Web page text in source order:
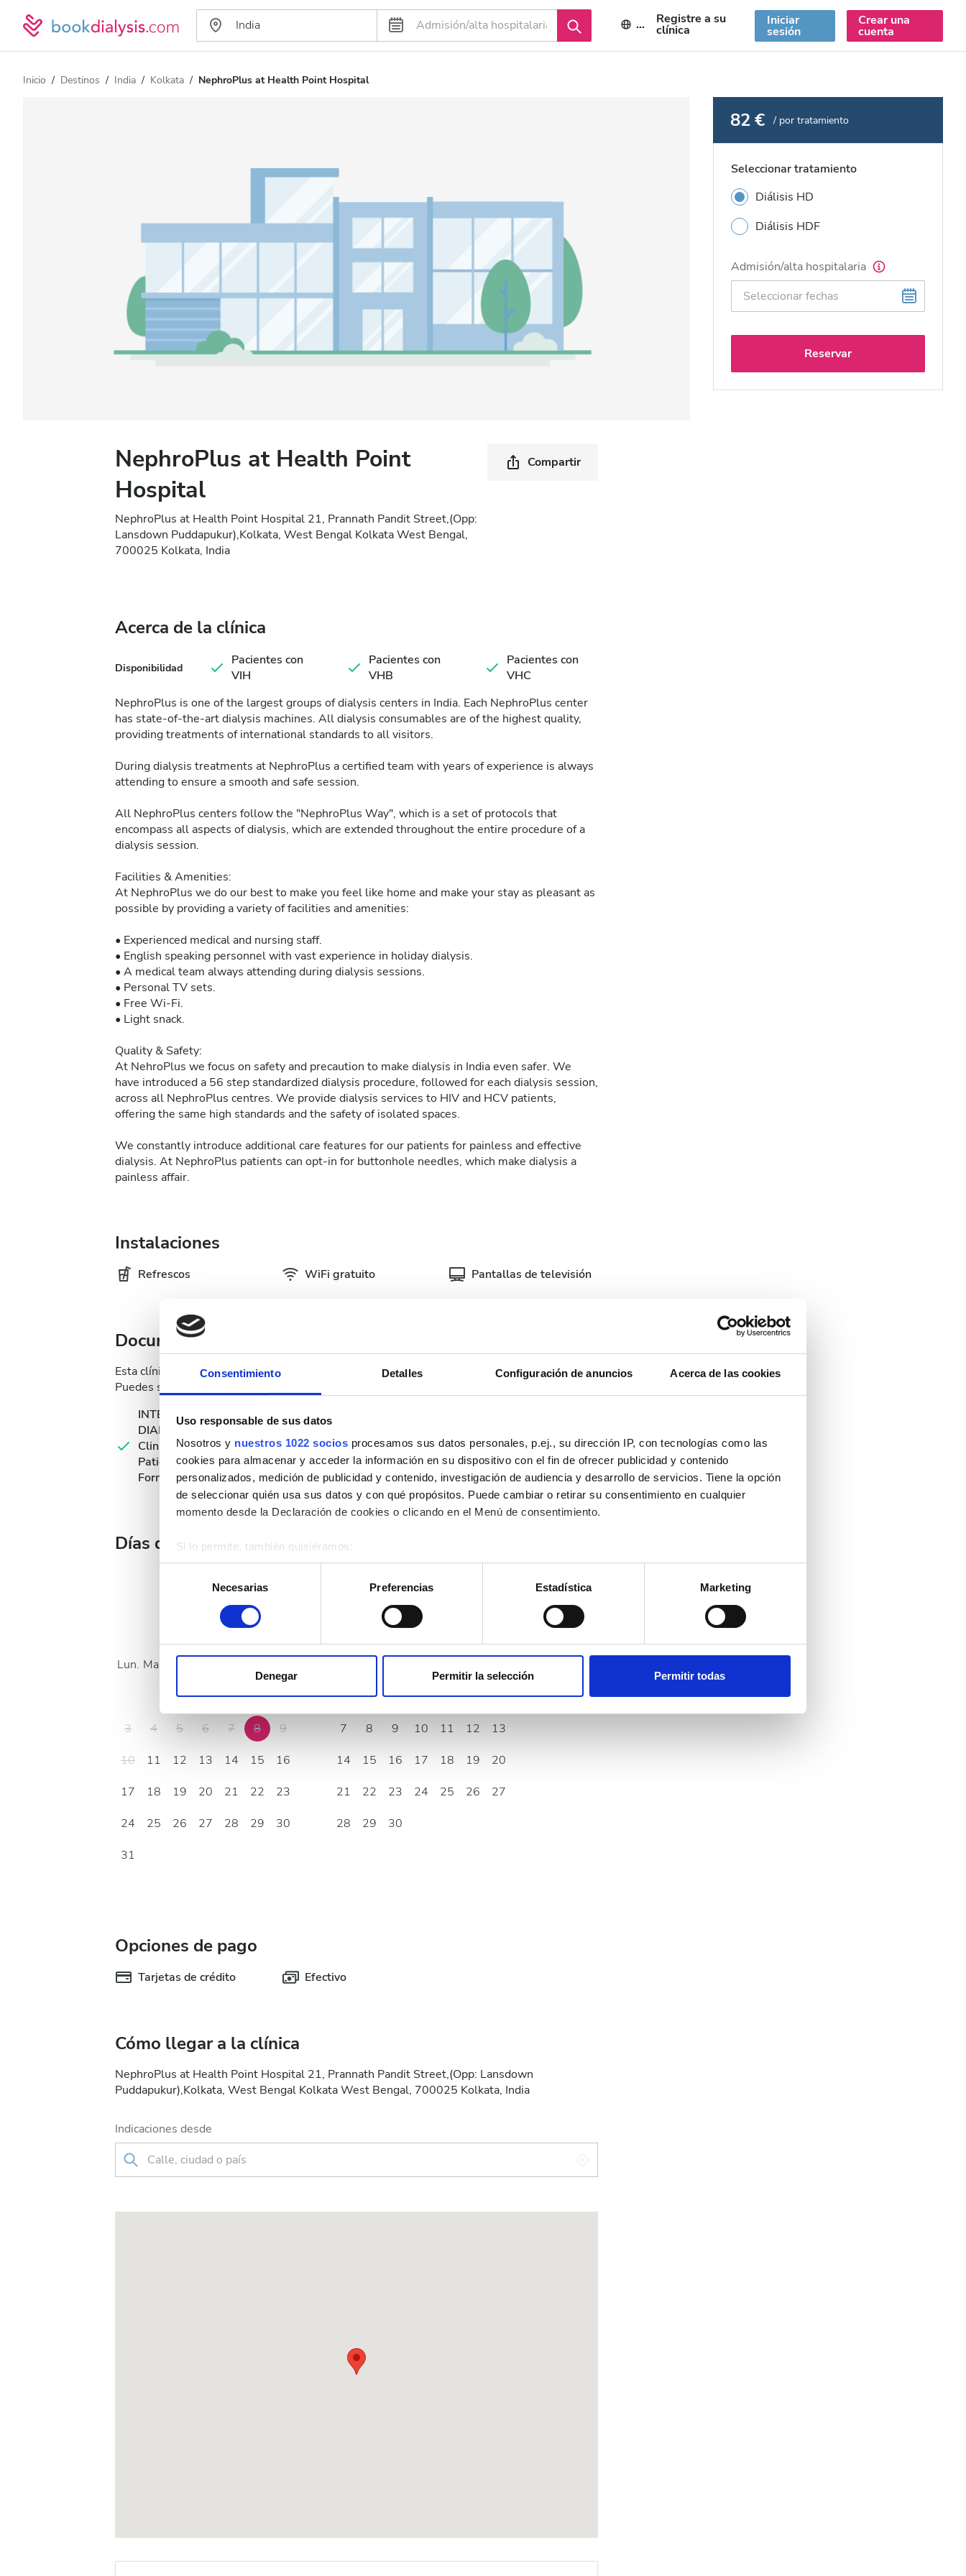
Consentimiento Detalles Configuración de anuncios Acerca de las cookies
Uso responsable de sus datos
Nosotros y nuestros 1022 socios procesamos sus datos personales, p.ej., su dirección IP, con tecnologías como las
cookies para almacenar y acceder la información en su dispositivo con el fin de ofrecer publicidad y contenido
personalizados, medición de publicidad y contenido, investigación de audiencia y desarrollo de servicios. Tiene la opción
de seleccionar quién usa sus datos y con qué propósitos. Puede cambiar o retirar su consentimiento en cualquier
momento desde la Declaración de cookies o clicando en el Menú de consentimiento.
Si lo permite, también quisiéramos:
Recopilar información sobre su ubicación geográfica que puede tener una precisión de varios metros
Identificar su dispositivo analizándolo activamente para buscar características específicas (huellas digitales)
Obtenga más información sobre cómo se procesan sus datos personales y establezca sus preferencias en lasección de
. Puede cambiar o retirar su consentimiento en cualquier momento en la Declaración de cookies.
Las cookies de este sitio web se usan para personalizar el contenido y los anuncios, ofrecer funciones de redes sociales
y analizar el tráfico. Además, compartimos información sobre el uso que haga del sitio web con nuestros partners de
consentimiento
Necesarias Preferencias Estadística Marketing
Denegar Permitir la selección Permitir todas
ES Registre a su
clínica
Iniciar
sesión
Crear una
cuenta
Inicio Destinos India Kolkata NephroPlus at Health Point Hospital
NephroPlus at Health Point
Hospital
NephroPlus at Health Point Hospital 21, Prannath Pandit Street,(Opp:
Lansdown Puddapukur),Kolkata, West Bengal Kolkata West Bengal,
700025 Kolkata, India
Compartir
Acerca de la clínica
Disponibilidad
Pacientes con
VIH
Pacientes con
VHB
Pacientes con
VHC
NephroPlus is one of the largest groups of dialysis centers in India. Each NephroPlus center
has state-of-the-art dialysis machines. All dialysis consumables are of the highest quality,
providing treatments of international standards to all visitors.
During dialysis treatments at NephroPlus a certified team with years of experience is always
attending to ensure a smooth and safe session.
All NephroPlus centers follow the "NephroPlus Way", which is a set of protocols that
encompass all aspects of dialysis, which are extended throughout the entire procedure of a
dialysis session.
Facilities & Amenities:
At NephroPlus we do our best to make you feel like home and make your stay as pleasant as
possible by providing a variety of facilities and amenities:
• Experienced medical and nursing staff.
• English speaking personnel with vast experience in holiday dialysis.
• A medical team always attending during dialysis sessions.
• Personal TV sets.
• Free Wi-Fi.
• Light snack.
Quality & Safety:
At NehroPlus we focus on safety and precaution to make dialysis in India even safer. We
have introduced a 56 step standardized dialysis procedure, followed for each dialysis session,
across all NephroPlus centres. We provide dialysis services to HIV and HCV patients,
offering the same high standards and the safety of isolated spaces.
We constantly introduce additional care features for our patients for painless and effective
dialysis. At NephroPlus patients can opt-in for buttonhole needles, which make dialysis a
painless affair.
Instalaciones
Refrescos WiFi gratuito Pantallas de televisión
Documentación médica
Esta clínica requiere documentación médica específica para los tratamientos de diálisis.
Puedes subir los documentos en línea o llevarlos a la clínica cuando llegues.
INTERNATIONAL
DIALYSIS REQUEST
Clinical Information &
Patient Identification
Form
Días de tratamiento disponibles
2026
Lun. Mar.
1
2
3
4 5 6 7 8
9
10
11 12 13 14 15
16
17
18 19 20 21 22
23
24
25 26 27 28 29
30
31
Septiembre
1 2 3 4 5
6
7
8 9 10 11 12
13
14
15 16 17 18 19
20
21
22 23 24 25 26
27
28
29 30
Opciones de pago
Tarjetas de crédito Efectivo
Cómo llegar a la clínica
NephroPlus at Health Point Hospital 21, Prannath Pandit Street,(Opp: Lansdown
Puddapukur),Kolkata, West Bengal Kolkata West Bengal, 700025 Kolkata, India
Indicaciones desde
82 € / por tratamiento
Seleccionar tratamiento
Diálisis HD
Diálisis HDF
Admisión/alta hospitalaria
Reservar